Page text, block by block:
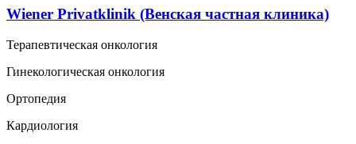
Wiener Privatklinik (Венская частная клиника)
Терапевтическая онкология
Гинекологическая онкология
Ортопедия
Кардиология